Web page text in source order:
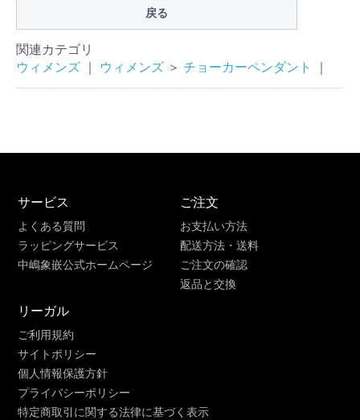
戻る
関連カテゴリ
ウィメンズ
ウィメンズ ＞ チョーカーペンダント
サービス
よくある質問
ラッピングサービス
中嶋象嵌公式ホームページ
ご注文
お支払い方法
配送方法・送料
ご注文の確認
返品と交換
リーガル
ご利用規約
サイトポリシー
個人情報保護方針
プライバシーポリシー
特定商取引に関する法律に基づく表示